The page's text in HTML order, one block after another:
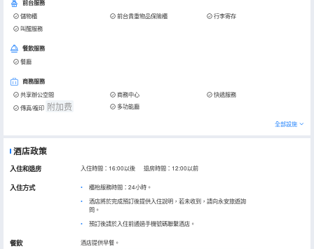
前台服務
儲物櫃 前台貴重物品保險櫃
行李寄存
叫醒服務
餐飲服務
餐廳
商務服務
共享辦公空間 商務中心
快遞服務
傳真/複印 附加费 多功能廳
全部設施
酒店政策
入住和退房 入住時間：16:00以後 退房時間：12:00以前
入住方式
櫃枱服務時間：24小時。
酒店將於完成預訂後提供入住說明，若未收到，請向永安旅遊詢
問。
預訂後請於入住前通過手機號碼聯繫酒店。
餐飲 酒店提供早餐。